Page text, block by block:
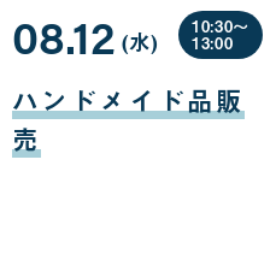
ハンドメイド品販
売
08.12
月
12
日
(水曜
日
)
10:30〜
13:00